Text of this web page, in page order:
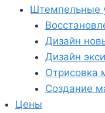
Штемпельные
Дизайн
Дизайн
Отрисовка
Создание
Цены